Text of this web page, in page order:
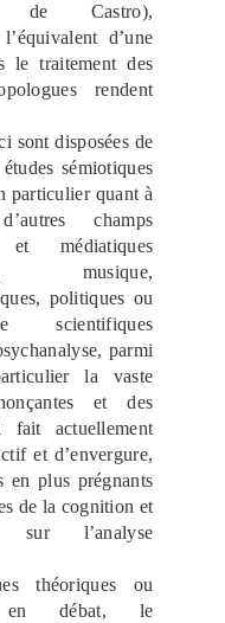
de Castro),
d’une
le traitement des
rendent
sont disposées de
sémiotiques
particulier quant à
champs
et médiatiques
musique,
politiques ou
scientifiques
parmi
la vaste
et des
fait actuellement
et d’envergure,
en plus prégnants
de la cognition et
sur l’analyse
théoriques ou
en débat, le